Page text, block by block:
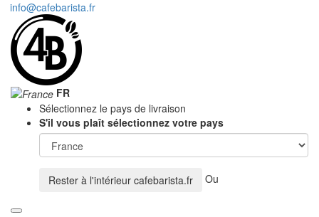
info@cafebarista.fr
FR
Sélectionnez le pays de livraison
S'il vous plaît sélectionnez votre pays
Rester à l'intérieur cafebarista.fr Ou